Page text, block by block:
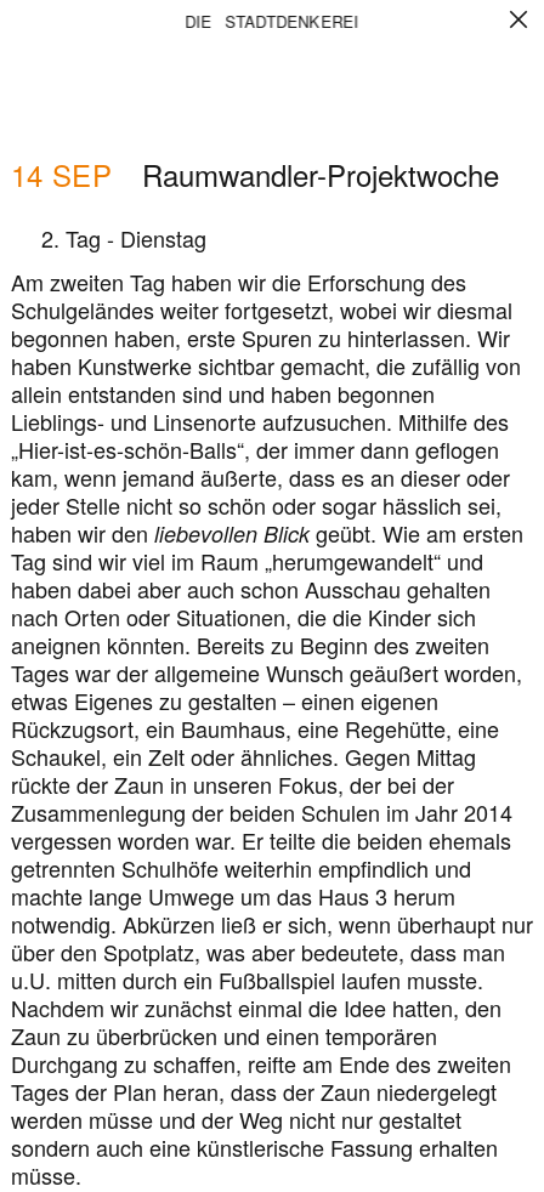
DIE STADTDENKEREI
RAUMWANDLER-
Raumwandler-Projektwoche
14 SEP
2. Tag - Dienstag
Am zweiten Tag haben wir die Erforschung des
Schulgeländes weiter fortgesetzt, wobei wir diesmal
begonnen haben, erste Spuren zu hinterlassen. Wir
haben Kunstwerke sichtbar gemacht, die zufällig von
allein entstanden sind und haben begonnen
Lieblings- und Linsenorte aufzusuchen. Mithilfe des
„Hier-ist-es-schön-Balls“, der immer dann geflogen
kam, wenn jemand äußerte, dass es an dieser oder
jeder Stelle nicht so schön oder sogar hässlich sei,
haben wir den liebevollen Blickgeübt. Wie am ersten
Tag sind wir viel im Raum „herumgewandelt“ und
haben dabei aber auch schon Ausschau gehalten
nach Orten oder Situationen, die die Kinder sich
aneignen könnten. Bereits zu Beginn des zweiten
Tages war der allgemeine Wunsch geäußert worden,
etwas Eigenes zu gestalten – einen eigenen
Rückzugsort, ein Baumhaus, eine Regehütte, eine
Schaukel, ein Zelt oder ähnliches. Gegen Mittag
rückte der Zaun in unseren Fokus, der bei der
Zusammenlegung der beiden Schulen im Jahr 2014
vergessen worden war. Er teilte die beiden ehemals
getrennten Schulhöfe weiterhin empfindlich und
machte lange Umwege um das Haus 3 herum
notwendig. Abkürzen ließ er sich, wenn überhaupt nur
über den Spotplatz, was aber bedeutete, dass man
u.U. mitten durch ein Fußballspiel laufen musste.
Nachdem wir zunächst einmal die Idee hatten, den
Zaun zu überbrücken und einen temporären
Durchgang zu schaffen, reifte am Ende des zweiten
Tages der Plan heran, dass der Zaun niedergelegt
werden müsse und der Weg nicht nur gestaltet
sondern auch eine künstlerische Fassung erhalten
müsse.